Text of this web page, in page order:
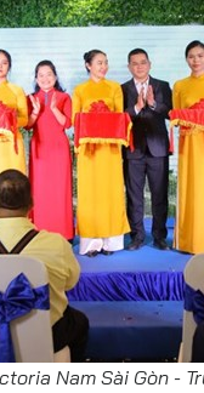
Nam Sài Gòn -